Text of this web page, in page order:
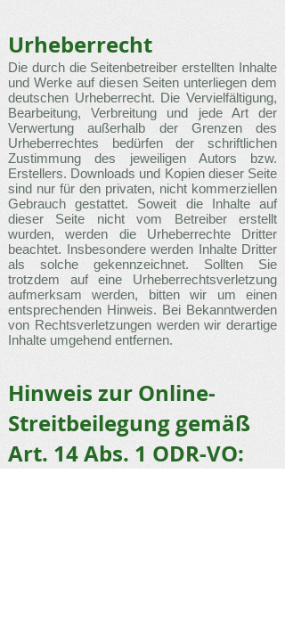
Urheberrecht
Die durch die Seitenbetreiber erstellten Inhalte
und Werke auf diesen Seiten unterliegen dem
deutschen Urheberrecht. Die Vervielfältigung,
Bearbeitung, Verbreitung und jede Art der
Verwertung außerhalb der Grenzen des
Urheberrechtes bedürfen der schriftlichen
Zustimmung des jeweiligen Autors bzw.
Erstellers. Downloads und Kopien dieser Seite
sind nur für den privaten, nicht kommerziellen
Gebrauch gestattet. Soweit die Inhalte auf
dieser Seite nicht vom Betreiber erstellt
wurden, werden die Urheberrechte Dritter
beachtet. Insbesondere werden Inhalte Dritter
als solche gekennzeichnet. Sollten Sie
trotzdem auf eine Urheberrechtsverletzung
aufmerksam werden, bitten wir um einen
entsprechenden Hinweis. Bei Bekanntwerden
von Rechtsverletzungen werden wir derartige
Inhalte umgehend entfernen.
Hinweis zur Online-
Streitbeilegung gemäß
Art. 14 Abs. 1 ODR-VO: